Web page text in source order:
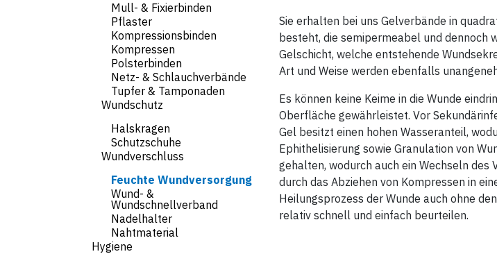
Mull- & Fixierbinden
Pflaster
Kompressionsbinden
Kompressen
Polsterbinden
Netz- & Schlauchverbände
Tupfer & Tamponaden
Wundschutz
Halskragen
Schutzschuhe
Wundverschluss
Feuchte Wundversorgung
Wund- &
Wundschnellverband
Nadelhalter
Nahtmaterial
Hygiene
Sie erhalten bei uns Gelverbände in
besteht, die semipermeabel und dennoch
Gelschicht, welche entstehende
Art und Weise werden ebenfalls
Es können keine Keime in die Wunde
Oberfläche gewährleistet. Vor
Gel besitzt einen hohen Wasseranteil,
Ephithelisierung sowie Granulation von
gehalten, wodurch auch ein Wechseln des
durch das Abziehen von Kompressen in
Heilungsprozess der Wunde auch ohne
relativ schnell und einfach beurteilen.